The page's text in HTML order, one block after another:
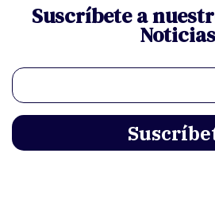
Suscríbete a
Noticias